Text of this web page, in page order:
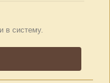
в систему.